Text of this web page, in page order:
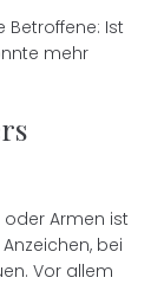
Betroffene: Ist
mehr
oder Armen ist
bei
Vor allem